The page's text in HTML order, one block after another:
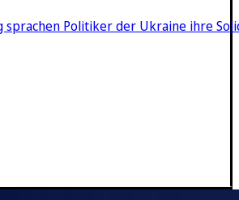
sprachen Politiker der Ukraine ihre